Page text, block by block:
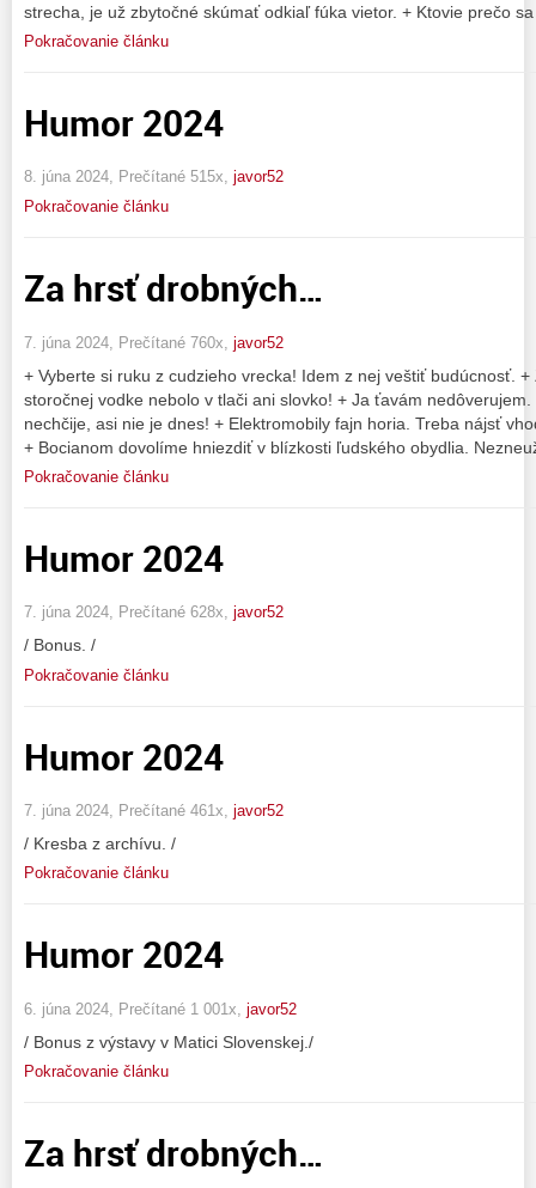
strecha, je už zbytočné skúmať odkiaľ fúka vietor. + Ktovie prečo
Pokračovanie článku
Humor 2024
8. júna 2024, Prečítané 515x, javor52
Pokračovanie článku
Za hrsť drobných…
7. júna 2024, Prečítané 760x, javor52
+ Vyberte si ruku z cudzieho vrecka! Idem z nej veštiť budúcnosť.
storočnej vodke nebolo v tlači ani slovko! + Ja ťavám
nechčije, asi nie je dnes! + Elektromobily fajn horia. Treba nájsť
+ Bocianom dovolíme hniezdiť v blízkosti ľudského obydlia.
Pokračovanie článku
Humor 2024
7. júna 2024, Prečítané 628x, javor52
/ Bonus. /
Pokračovanie článku
Humor 2024
7. júna 2024, Prečítané 461x, javor52
/ Kresba z archívu. /
Pokračovanie článku
Humor 2024
6. júna 2024, Prečítané 1 001x, javor52
/ Bonus z výstavy v Matici Slovenskej./
Pokračovanie článku
Za hrsť drobných…